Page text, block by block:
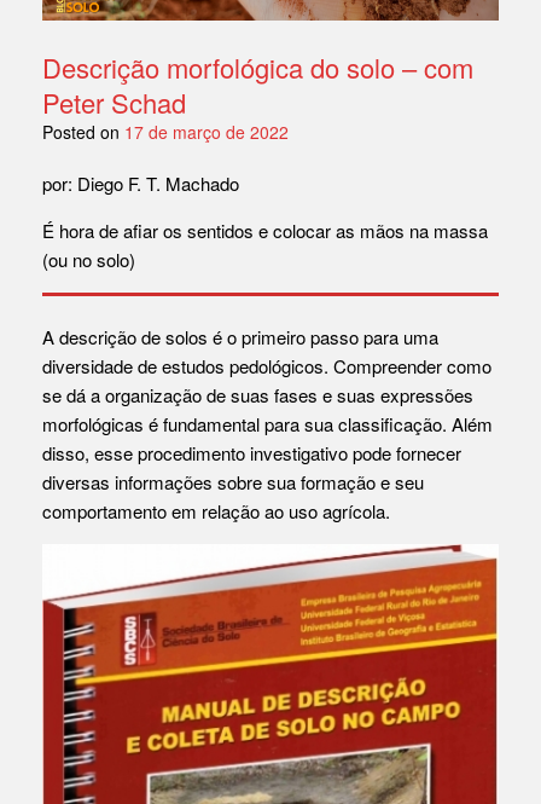
Descrição morfológica do solo – com
Peter Schad
Posted on 17 de março de 2022
por: Diego F. T. Machado
É hora de afiar os sentidos e colocar as mãos na massa
(ou no solo)
A descrição de solos é o primeiro passo para uma
diversidade de estudos pedológicos. Compreender como
se dá a organização de suas fases e suas expressões
morfológicas é fundamental para sua classificação. Além
disso, esse procedimento investigativo pode fornecer
diversas informações sobre sua formação e seu
comportamento em relação ao uso agrícola.